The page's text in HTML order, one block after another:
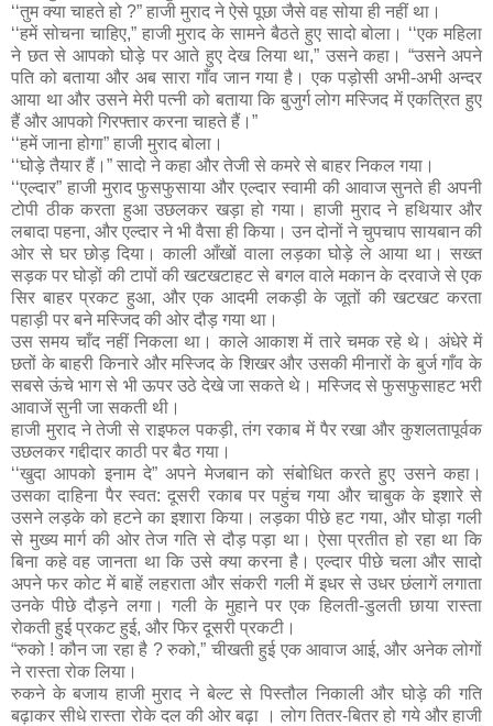
‘‘तुम क्या चाहते हो ?” हाजी मुराद ने ऐसे पूछा जैसे वह सोया ही नहीं था।
‘‘हमें सोचना चाहिए,” हाजी मुराद के सामने बैठते हुए सादो बोला। ‘‘एक महिला
ने छत से आपको घोड़े पर आते हुए देख लिया था,” उसने कहा। “उसने अपने
पति को बताया और अब सारा गाँव जान गया है। एक पड़ोसी अभी-अभी अन्दर
आया था और उसने मेरी पत्नी को बताया कि बुजुर्ग लोग मस्जिद में एकत्रित हुए
हैं और आपको गिरफ्तार करना चाहते हैं।”
‘‘हमें जाना होगा” हाजी मुराद बोला।
‘‘घोड़े तैयार हैं।” सादो ने कहा और तेजी से कमरे से बाहर निकल गया।
‘‘एल्दार” हाजी मुराद फुसफुसाया और एल्दार स्वामी की आवाज सुनते ही अपनी
टोपी ठीक करता हुआ उछलकर खड़ा हो गया। हाजी मुराद ने हथियार और
लबादा पहना, और एल्दार ने भी वैसा ही किया। उन दोनों ने चुपचाप सायबान की
ओर से घर छोड़ दिया। काली आँखों वाला लड़का घोड़े ले आया था। सख्त
सड़क पर घोड़ों की टापों की खटखटाहट से बगल वाले मकान के दरवाजे से एक
सिर बाहर प्रकट हुआ, और एक आदमी लकड़ी के जूतों की खटखट करता
पहाड़ी पर बने मस्जिद की ओर दौड़ गया था।
उस समय चाँद नहीं निकला था। काले आकाश में तारे चमक रहे थे। अंधेरे में
छतों के बाहरी किनारे और मस्जिद के शिखर और उसकी मीनारों के बुर्ज गाँव के
सबसे ऊंचे भाग से भी ऊपर उठे देखे जा सकते थे। मस्जिद से फुसफुसाहट भरी
आवाजें सुनी जा सकती थी।
हाजी मुराद ने तेजी से राइफल पकड़ी, तंग रकाब में पैर रखा और कुशलतापूर्वक
उछलकर गद्दीदार काठी पर बैठ गया।
‘‘खुदा आपको इनाम दे” अपने मेजबान को संबोधित करते हुए उसने कहा।
उसका दाहिना पैर स्वत: दूसरी रकाब पर पहुंच गया और चाबुक के इशारे से
उसने लड़के को हटने का इशारा किया। लड़का पीछे हट गया, और घोड़ा गली
से मुख्य मार्ग की ओर तेज गति से दौड़ पड़ा था। ऐसा प्रतीत हो रहा था कि
बिना कहे वह जानता था कि उसे क्या करना है। एल्दार पीछे चला और सादो
अपने फर कोट में बाहें लहराता और संकरी गली में इधर से उधर छंलागें लगाता
उनके पीछे दौड़ने लगा। गली के मुहाने पर एक हिलती-डुलती छाया रास्ता
रोकती हुई प्रकट हुई, और फिर दूसरी प्रकटी।
“रुको ! कौन जा रहा है ? रुको,” चीखती हुई एक आवाज आई, और अनेक लोगों
ने रास्ता रोक लिया।
रुकने के बजाय हाजी मुराद ने बेल्ट से पिस्तौल निकाली और घोड़े की गति
बढ़ाकर सीधे रास्ता रोके दल की ओर बढ़ा । लोग तितर-बितर हो गये और हाजी